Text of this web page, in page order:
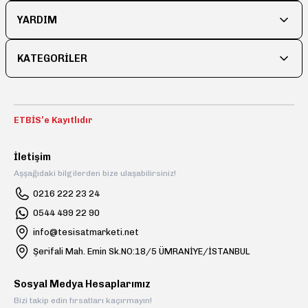
Bu ürüne benzer farklı alternatifler olmalı.
YARDIM
KATEGORİLER
ETBİS’e Kayıtlıdır
İletişim
Aşşağıdaki bilgilerden bize ulaşabilirsiniz!
0216 222 23 24
0544 499 22 90
info@tesisatmarketi.net
Şerifali Mah. Emin Sk.NO:18/5 ÜMRANİYE/İSTANBUL
Sosyal Medya Hesaplarımız
Bizi takip edin fırsatları kaçırmayın!